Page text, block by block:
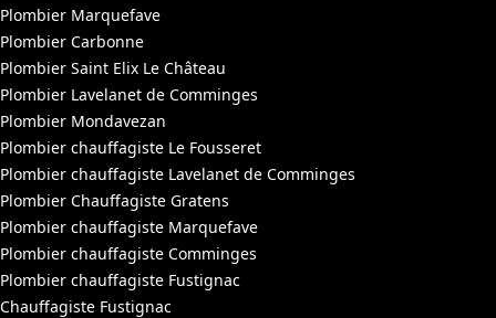
Plombier Marquefave
Plombier Carbonne
Plombier Saint Elix Le Château
Plombier Lavelanet de Comminges
Plombier Mondavezan
Plombier chauffagiste Le Fousseret
Plombier chauffagiste Lavelanet de Comminges
Plombier Chauffagiste Gratens
Plombier chauffagiste Marquefave
Plombier chauffagiste Comminges
Plombier chauffagiste Fustignac
Chauffagiste Fustignac